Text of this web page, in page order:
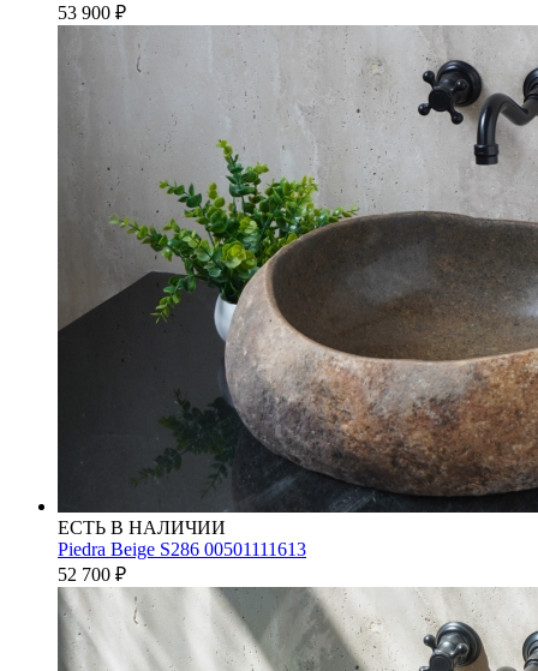
53 900 ₽
ЕСТЬ В НАЛИЧИИ
Piedra Beige S286 00501111613
52 700 ₽